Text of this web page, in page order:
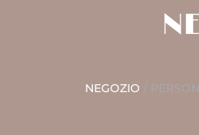
NE
NEGOZIO /